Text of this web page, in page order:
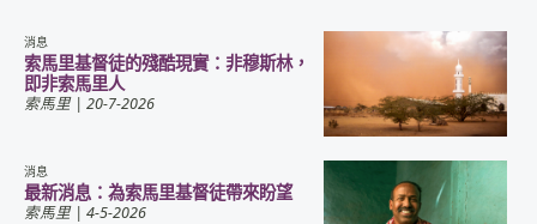
消息
索馬里基督徒的殘酷現實：非穆斯林，
即非索馬里人
索馬里| 20-7-2026
消息
最新消息：為索馬里基督徒帶來盼望
索馬里| 4-5-2026